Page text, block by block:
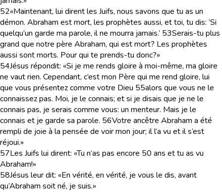
52«Maintenant, lui dirent les Juifs, nous savons que tu as un
démon. Abraham est mort, les prophètes aussi, et toi, tu dis: ‘Si
quelqu’un garde ma parole, il ne mourra jamais.’ 53Serais-tu plus
grand que notre père Abraham, qui est mort? Les prophètes
aussi sont morts. Pour qui te prends-tu donc?»
54Jésus répondit: «Si je me rends gloire à moi-même, ma gloire
ne vaut rien. Cependant, c’est mon Père qui me rend gloire, lui
que vous présentez comme votre Dieu 55alors que vous ne le
connaissez pas. Moi, je le connais; et si je disais que je ne le
connais pas, je serais comme vous: un menteur. Mais je le
connais et je garde sa parole. 56Votre ancêtre Abraham a été
rempli de joie à la pensée de voir mon jour; il l’a vu et il s’est
réjoui.»
57Les Juifs lui dirent: «Tu n’as pas encore 50 ans et tu as vu
Abraham!»
58Jésus leur dit: «En vérité, en vérité, je vous le dis, avant
qu’Abraham soit né, je suis.»